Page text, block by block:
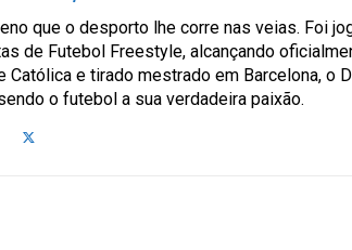
que o desporto lhe corre nas veias. Foi
de Futebol Freestyle, alcançando
Católica e tirado mestrado em Barcelona, o
o futebol a sua verdadeira paixão.